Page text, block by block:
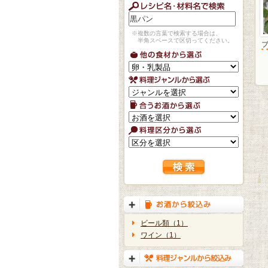
※複数の言葉で検索する場合は、
半角スペースで区切ってください。
ビール類（1）
ワイン（1）